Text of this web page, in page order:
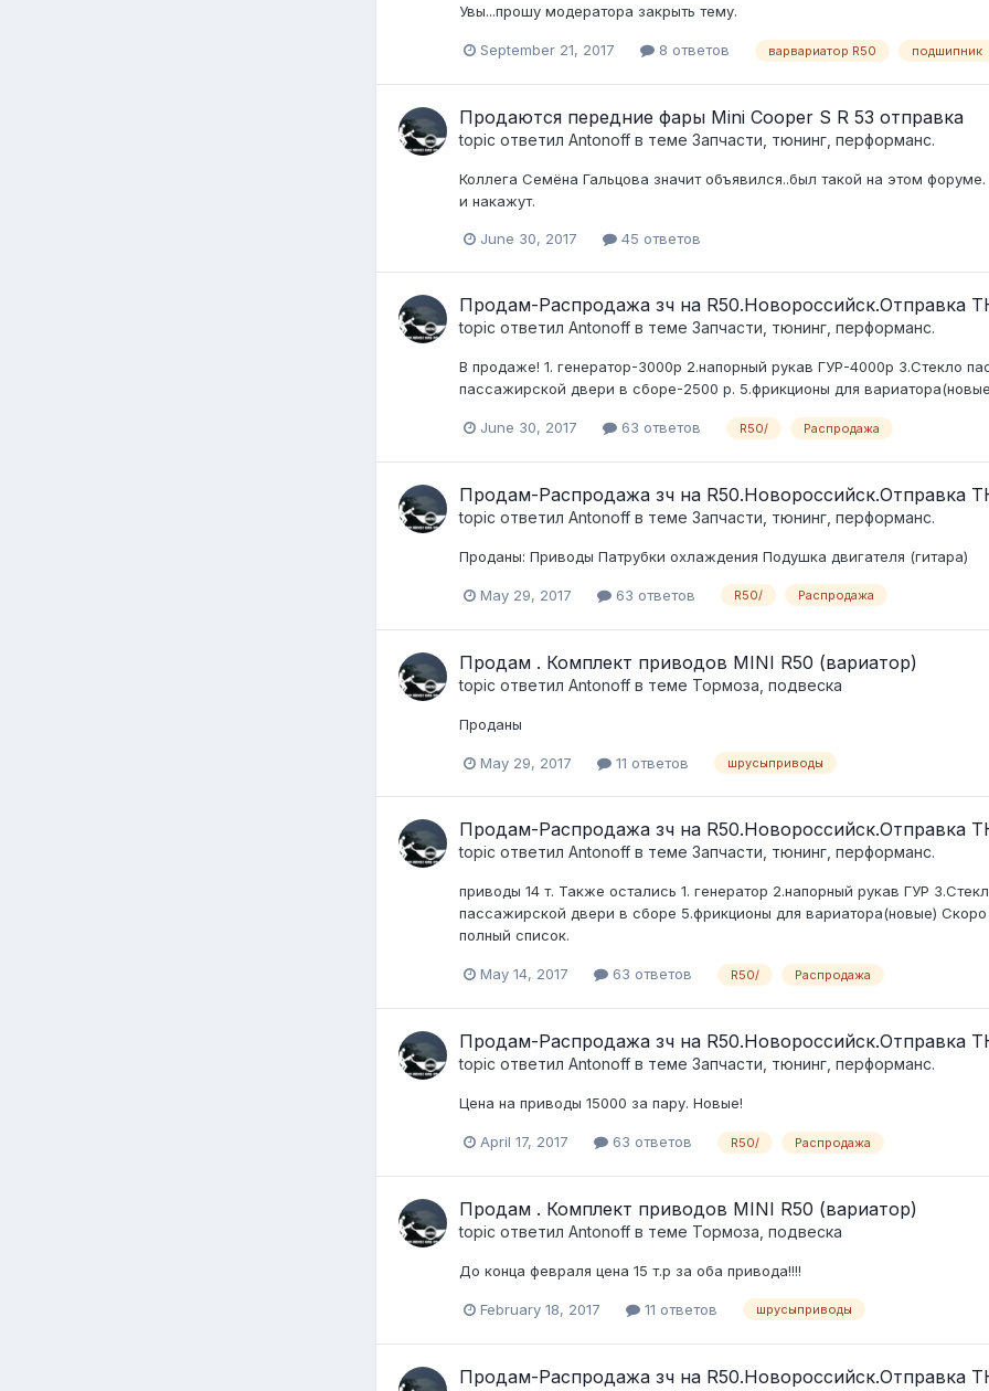
Увы...прошу модератора закрыть тему.
September 21, 2017 8 ответов варвариатор R50 подшипник
Продаются передние фары Mini Cooper S R 53 отправка
topic ответил Antonoffв теме Запчасти, тюнинг, перформанс.
Коллега Семёна Гальцова значит объявился..был такой на этом
и накажут.
June 30, 2017 45 ответов
Продам-Распродажа зч на R50.Новороссийск.Отправка
topic ответил Antonoffв теме Запчасти, тюнинг, перформанс.
В продаже! 1. генератор-3000р 2.напорный рукав ГУР-4000р 3.Стекло
пассажирской двери в сборе-2500 р. 5.фрикционы для
June 30, 2017 63 ответов R50/ Распродажа
Продам-Распродажа зч на R50.Новороссийск.Отправка
topic ответил Antonoffв теме Запчасти, тюнинг, перформанс.
Проданы: Приводы Патрубки охлаждения Подушка двигателя (гитара)
May 29, 2017 63 ответов R50/ Распродажа
Продам . Комплект приводов MINI R50 (вариатор)
topic ответил Antonoffв теме Тормоза, подвеска
Проданы
May 29, 2017 11 ответов шрусыприводы
Продам-Распродажа зч на R50.Новороссийск.Отправка
topic ответил Antonoffв теме Запчасти, тюнинг, перформанс.
приводы 14 т. Также остались 1. генератор 2.напорный рукав ГУР
пассажирской двери в сборе 5.фрикционы для вариатора(новые)
полный список.
May 14, 2017 63 ответов R50/ Распродажа
Продам-Распродажа зч на R50.Новороссийск.Отправка
topic ответил Antonoffв теме Запчасти, тюнинг, перформанс.
Цена на приводы 15000 за пару. Новые!
April 17, 2017 63 ответов R50/ Распродажа
Продам . Комплект приводов MINI R50 (вариатор)
topic ответил Antonoffв теме Тормоза, подвеска
До конца февраля цена 15 т.р за оба привода!!!!
February 18, 2017 11 ответов шрусыприводы
Продам-Распродажа зч на R50.Новороссийск.Отправка